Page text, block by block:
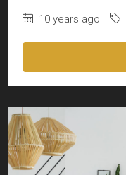
10 years ago